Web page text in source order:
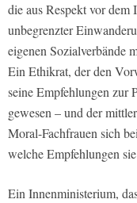
die aus Respekt vor
unbegrenzter
eigenen Sozialverbände
Ein Ethikrat, der den
seine Empfehlungen zur
gewesen – und der
Moral-Fachfrauen sich
welche Empfehlungen
Ein Innenministerium,